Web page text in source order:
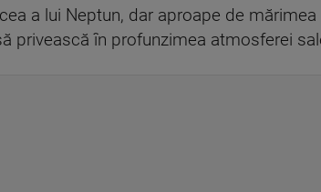
a lui Neptun, dar aproape de
privească în profunzimea atmosferei